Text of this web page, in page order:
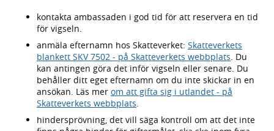
kontakta ambassaden i god tid för att reservera en tid
för vigseln.
anmäla efternamn hos Skatteverket: Skatteverkets
blankett SKV 7502 - på Skatteverkets webbplats. Du
kan antingen göra det inför vigseln eller senare. Du
behåller ditt eget efternamn om du inte skickar in en
ansökan. Läs mer om att gifta sig i utlandet - på
Skatteverkets webbplats.
hindersprövning, det vill säga kontroll om att det inte